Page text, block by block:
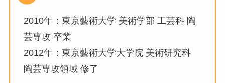
2010年：東京藝術大学 美術学部 工芸科 陶
芸専攻 卒業
2012年：東京藝術大学大学院 美術研究科
陶芸専攻領域 修了